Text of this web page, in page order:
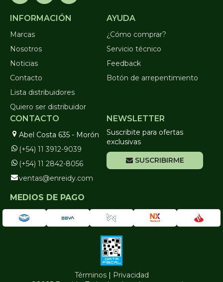
INFORMACIÓN
Marcas
Nosotros
Noticias
Contacto
Lista distribuidores
Quiero ser distribuidor
AYUDA
¿Cómo comprar?
Servicio técnico
Feedback
Botón de arrepentimiento
CONTACTO
Abel Costa 635 - Morón
(+54) 11 3912-9039
(+54) 11 2842-8056
ventas@enreidy.com
NEWSLETTER
Suscribite para ofertas
exclusivas
SUSCRIBIRME
MEDIOS DE PAGO
Términos| Privacidad